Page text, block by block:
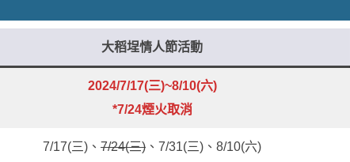
大稻埕情人節活動
2024/7/17(三)~8/10(六)
*7/24煙火取消
7/17(三)、 7/24(三) 、7/31(三)、8/10(六)